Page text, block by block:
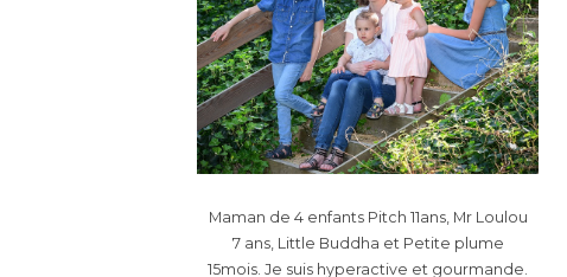
Maman de 4 enfants Pitch 11ans, Mr Loulou
7 ans, Little Buddha et Petite plume
15mois. Je suis hyperactive et gourmande.